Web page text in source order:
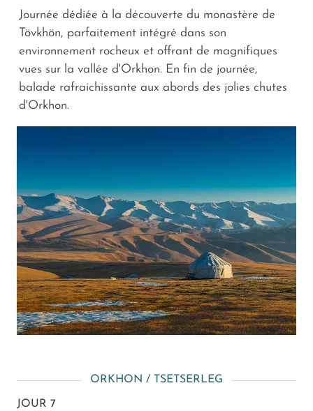
Journée dédiée à la découverte du monastère de
Tövkhön, parfaitement intégré dans son
environnement rocheux et offrant de magnifiques
vues sur la vallée d'Orkhon. En fin de journée,
balade rafraichissante aux abords des jolies chutes
d'Orkhon.
ORKHON / TSETSERLEG
JOUR 7